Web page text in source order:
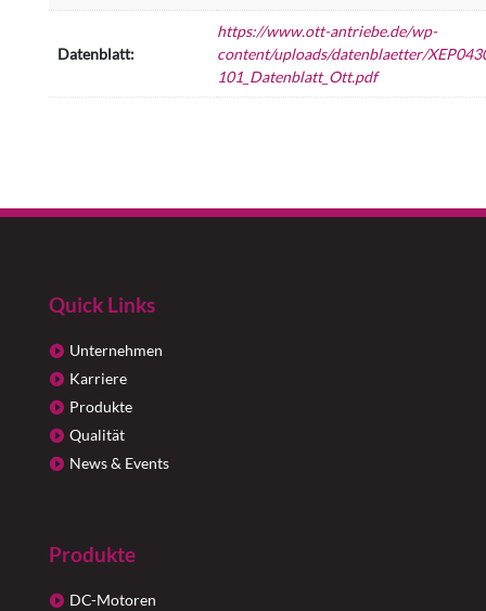
Datenblatt:
https://www.ott-antriebe.de/wp-
content/uploads/datenblaetter/
101_Datenblatt_Ott.pdf
Quick Links
Unternehmen
Karriere
Produkte
Qualität
News & Events
Produkte
DC-Motoren